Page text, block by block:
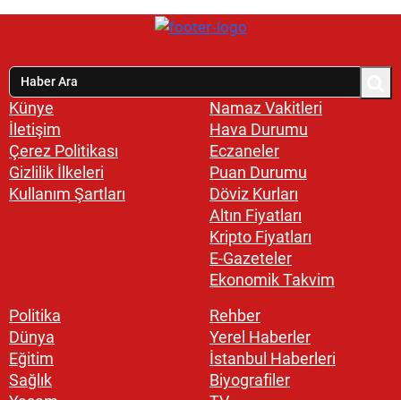
Künye
İletişim
Çerez Politikası
Gizlilik İlkeleri
Kullanım Şartları
Namaz Vakitleri
Hava Durumu
Eczaneler
Puan Durumu
Döviz Kurları
Altın Fiyatları
Kripto Fiyatları
E-Gazeteler
Ekonomik Takvim
Politika
Dünya
Eğitim
Sağlık
Rehber
Yerel Haberler
İstanbul Haberleri
Biyografiler